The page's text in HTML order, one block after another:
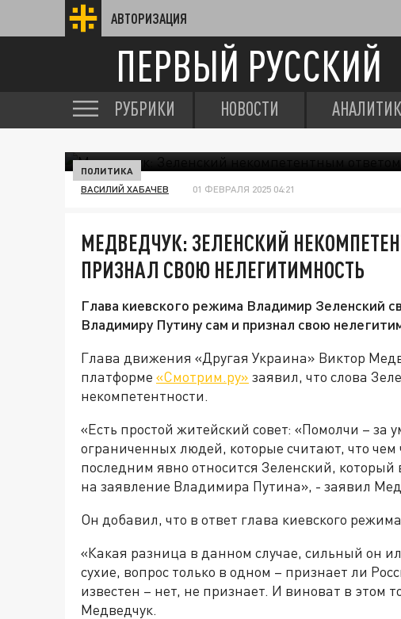
АВТОРИЗАЦИЯ
ПЕРВЫЙ РУССКИЙ
РУБРИКИ НОВОСТИ
ПОЛИТИКА
ВАСИЛИЙ ХАБАЧЕВ 01 ФЕВРАЛЯ 2025 04:21
МЕДВЕДЧУК: ЗЕЛЕНСКИЙ
ПРИЗНАЛ СВОЮ НЕЛЕГИТИМНОСТЬ
Глава киевского режима Владимир Зеленский
Владимиру Путину сам и признал свою
Глава движения «Другая Украина» Виктор
платформе «Смотрим.ру» заявил, что слова
некомпетентности.
«Есть простой житейский совет: «Помолчи – за
ограниченных людей, которые считают, что
последним явно относится Зеленский, который
на заявление Владимира Путина», - заявил
Он добавил, что в ответ глава киевского
«Какая разница в данном случае, сильный он
сухие, вопрос только в одном – признает ли
известен – нет, не признает. И виноват в этом
Медведчук.